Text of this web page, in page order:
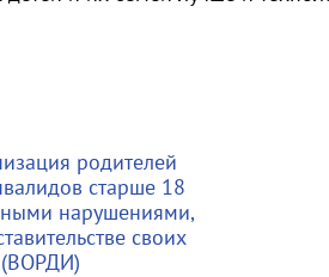
родителей
старше 18
нарушениями,
своих
(ВОРДИ)